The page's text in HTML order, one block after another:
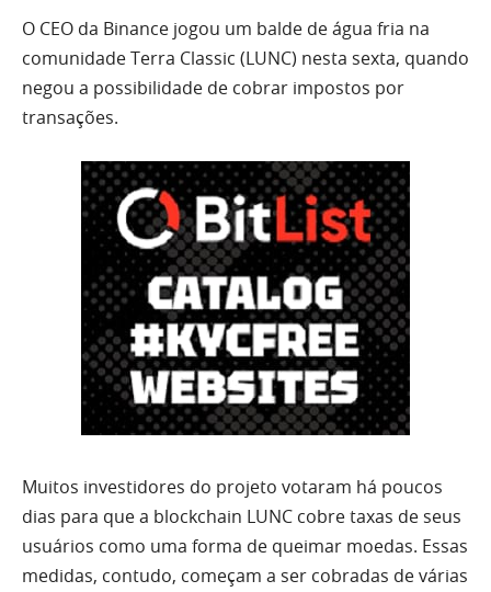
O CEO da Binance jogou um balde de água fria na
comunidade Terra Classic (LUNC) nesta sexta, quando
negou a possibilidade de cobrar impostos por
transações.
Muitos investidores do projeto votaram há poucos
dias para que a blockchain LUNC cobre taxas de seus
usuários como uma forma de queimar moedas. Essas
medidas, contudo, começam a ser cobradas de várias